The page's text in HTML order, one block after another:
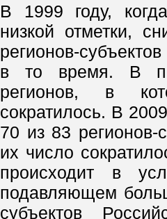
В 1999 году,
низкой отметки,
регионов-
в то время. В
регионов, в
сократилось. В
70 из 83
их число
происходит в
подавляющем
субъектов